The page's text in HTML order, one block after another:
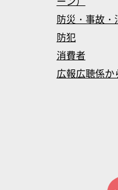
防災・事故・
防犯
消費者
広報広聴係